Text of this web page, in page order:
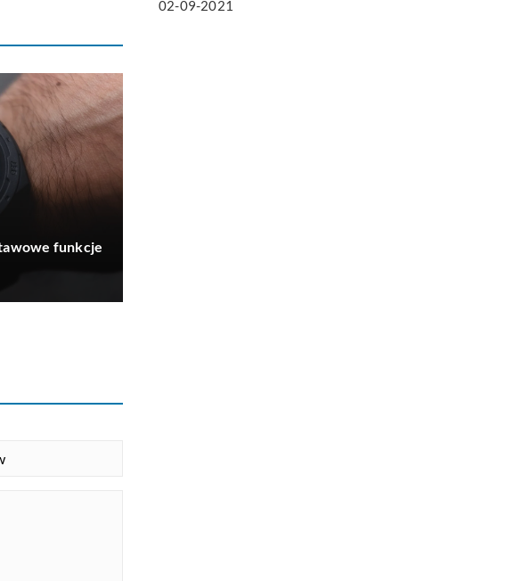
funkcje
02-09-2021